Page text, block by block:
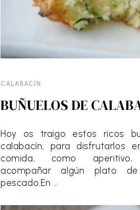
CALABACÍN
BUÑUELOS DE
Hoy os traigo estos ricos
calabacín, para disfrutarlos
comida, como aperitivo,
acompañar algún plato
pescado.En ...